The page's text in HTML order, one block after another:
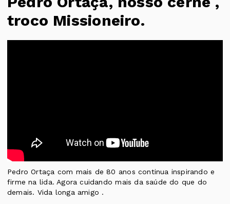
troco Missioneiro.
Pedro Ortaça com mais de 80 anos continua inspirando e
firme na lida. Agora cuidando mais da saúde do que do
demais. Vida longa amigo .